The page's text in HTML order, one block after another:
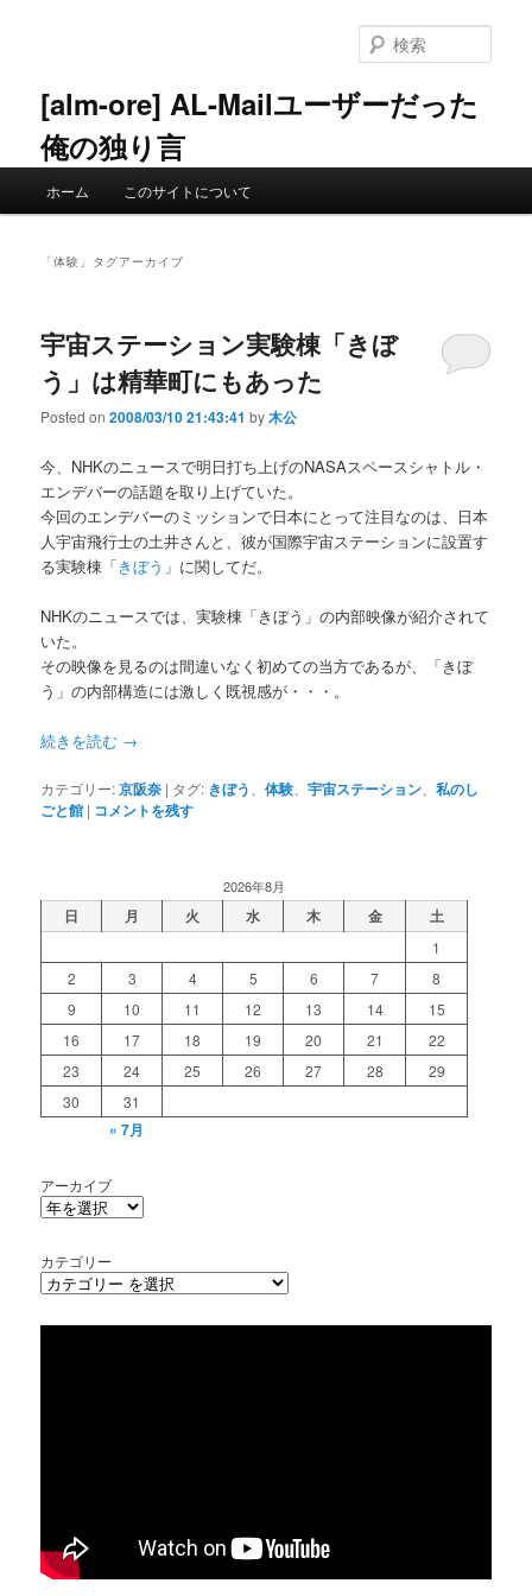
ン
へ
ツ
移
[alm-ore] AL-Mailユーザーだった
俺の独り言
索
ホーム このサイトについて
「体験 」タグアーカイブ
宇宙ステーション実験棟「きぼ
う」は精華町にもあった
Posted on2008/03/10 21:43:41 by木公
今、NHKのニュースで明日打ち上げのNASAスペースシャトル・
エンデバーの話題を取り上げていた。
今回のエンデバーのミッションで日本にとって注目なのは、日本
人宇宙飛行士の土井さんと、彼が国際宇宙ステーションに設置す
る実験棟「きぼう 」に関してだ。
NHKのニュースでは、実験棟「きぼう」の内部映像が紹介されて
いた。
その映像を見るのは間違いなく初めての当方であるが、「きぼ
う」の内部構造には激しく既視感が・・・。
続きを読む →
カテゴリー:京阪奈 | タグ: きぼう 、体験 、宇宙ステーション 、私のし
ごと館 | コメントを残す
2026年8月
日 月 火 水 木 金 土
1
2
3 4 5 6 7
8
9
10 11 12 13 14
15
16
17 18 19 20 21
22
23
24 25 26 27 28
29
30
31
« 7月
アーカイブ
カテゴリー